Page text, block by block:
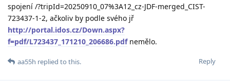
spojení /?tripId=20250910_07%3A12_cz-JDF-merged_CIST-
723437-1-2, ačkoliv by podle svého jř
http://portal.idos.cz/Down.aspx?
f=pdf/L723437_171210_206686.pdfnemělo.
Reply
aa55h replied to this.